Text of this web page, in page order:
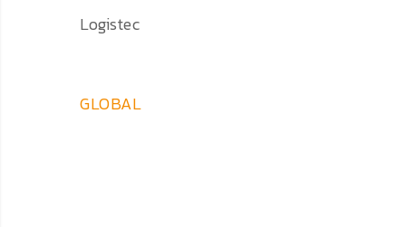
Logistec
GLOBAL